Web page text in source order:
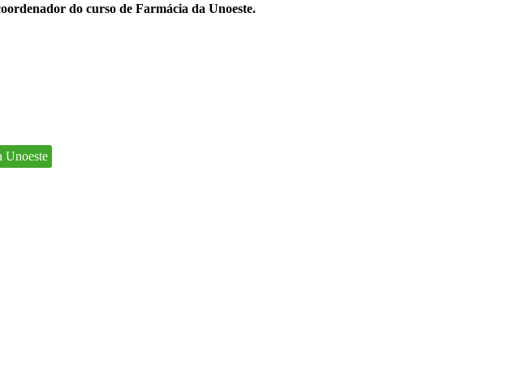
do curso de Farmácia da Unoeste.
Unoeste